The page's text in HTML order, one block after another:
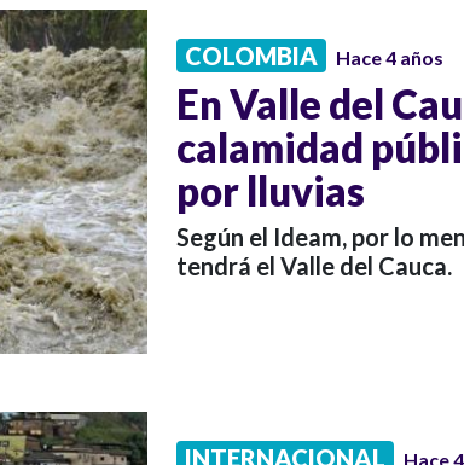
COLOMBIA Hace 4 años
En Valle del
calamidad
por lluvias
Según el Ideam, por lo
tendrá el Valle del Cauca.
INTERNACIONAL Hace